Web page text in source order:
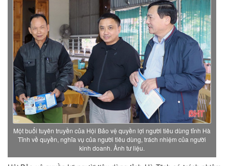
Một buổi tuyên truyền của Hội Bảo vệ quyền lợi người tiêu dùng tỉnh Hà
Tĩnh về quyền, nghĩa vụ của người tiêu dùng, trách nhiệm của người
kinh doanh. Ảnh tư liệu.